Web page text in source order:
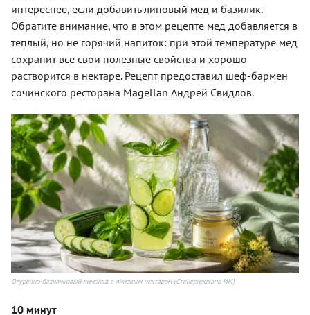
интереснее, если добавить липовый мед и базилик.
Обратите внимание, что в этом рецепте мед добавляется в
теплый, но не горячий напиток: при этой температуре мед
сохранит все свои полезные свойства и хорошо
растворится в нектаре. Рецепт предоставил шеф-бармен
сочинского ресторана Magellan Андрей Свидлов.
Огуречно-базиликовый лимонад с липовым нектаром (Сгенерировано ИИ)
10 минут